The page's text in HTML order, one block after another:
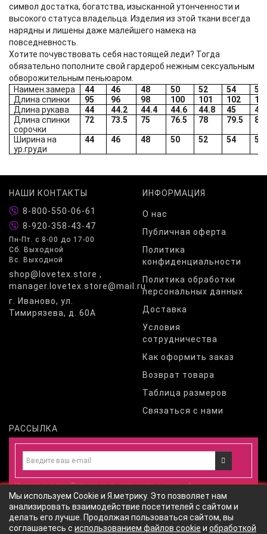
символ достатка, богатства, изысканной утонченности и
высокого статуса владельца. Изделия из этой ткани всегда
нарядны и лишены даже малейшего намека на
повседневность.
Хотите почувствовать себя настоящей леди? Тогда
обязательно пополните свой гардероб нежным сексуальным
обворожительным пеньюаром.
Наимен.замера
44 46 48 50 52 54
56
Длина спинки
95 96 98 100 101 102
Длина рукава
44 44.2 44.4 44.6 44.8 45
45
Длина спинки
сорочки
72 73.5 75 76.5 78 79.5 81
Ширина на
ур.груди
44 46 48 50 52 54 56
НАШИ КОНТАКТЫ
8-800-550-06-61
8-920-358-43-47
Пн-Пт. с 8-00 до 17-00
Сб. Выходной
Вс. Выходной
shop@lovetex.store ,
manager.lovetex.store@mail.ru
г. Иваново, ул.
Тимирязева, д. 60А
ИНФОРМАЦИЯ
О нас
Публичная оферта
Политика
конфиденциальности
Политика обработки
персональных данных
Доставка
Условия
сотрудничества
Как оформить заказ
Возврат товара
Таблица размеров
Связаться с нами
РАССЫЛКА
Нажимая на кнопку «Подписаться», вы соглашаетесь сполитикой
конфиденциальности и даетесогласие на обработку персональных
данныхсогласно политики обработки персональных данныхсайта
Мы используем Cookie и Я.метрику. Это позволяет нам
анализировать взаимодействие посетителей с сайтом и
делать его лучше. Продолжая пользоваться сайтом, вы
соглашаетесь с использованием файлов cookie и обработкой